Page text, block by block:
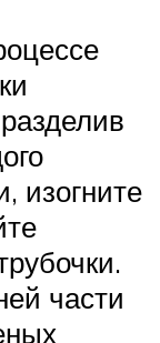
изогните
части